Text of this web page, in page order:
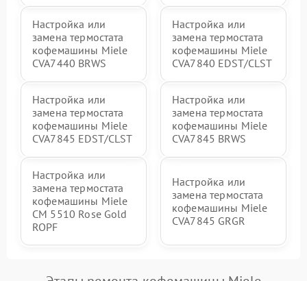
Настройка или
замена термостата
кофемашины Miele
CVA7440 BRWS
Настройка или
замена термостата
кофемашины Miele
CVA7840 EDST/CLST
Настройка или
замена термостата
кофемашины Miele
CVA7845 EDST/CLST
Настройка или
замена термостата
кофемашины Miele
CVA7845 BRWS
Настройка или
замена термостата
кофемашины Miele
CM 5510 Rose Gold
ROPF
Настройка или
замена термостата
кофемашины Miele
CVA7845 GRGR